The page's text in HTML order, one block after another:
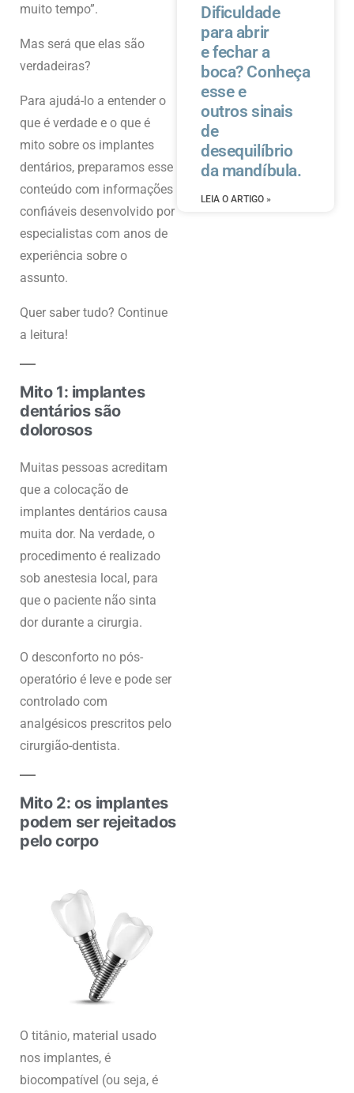
muito tempo”.
Mas será que elas são
verdadeiras?
Para ajudá-lo a entender o
que é verdade e o que é
mito sobre os implantes
dentários, preparamos esse
conteúdo com informações
confiáveis desenvolvido por
especialistas com anos de
experiência sobre o
assunto.
Quer saber tudo? Continue
a leitura!
Mito 1: implantes
dentários são
dolorosos
Muitas pessoas acreditam
que a colocação de
implantes dentários causa
muita dor. Na verdade, o
procedimento é realizado
sob anestesia local, para
que o paciente não sinta
dor durante a cirurgia.
O desconforto no pós-
operatório é leve e pode ser
controlado com
analgésicos prescritos pelo
cirurgião-dentista.
Mito 2: os implantes
podem ser rejeitados
pelo corpo
O titânio, material usado
nos implantes, é
biocompatível (ou seja, é
Dificuldade
para abrir
e fechar a
boca? Conheça
esse e
outros sinais
de
desequilíbrio
da mandíbula.
LEIA O ARTIGO »